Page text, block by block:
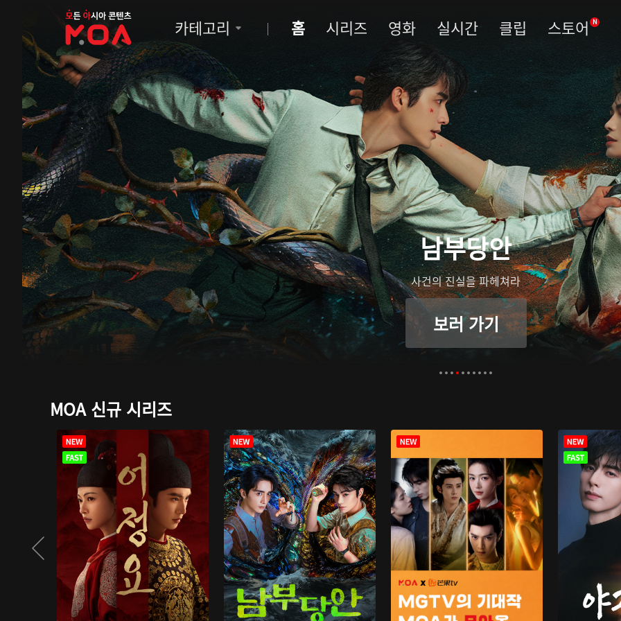
MOA
카테고리 홈 시리즈 영화 실시간 클립 스토어 N
남부당안
사건의 진실을 파헤쳐라
보러 가기
MOA 신규 시리즈